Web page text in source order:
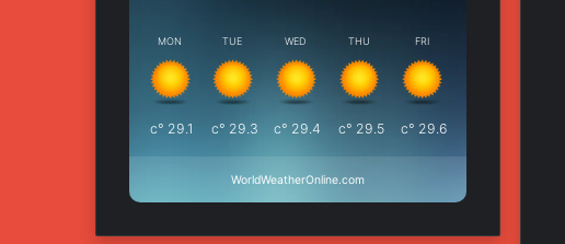
MON
29.1
°c
TUE
29.3
°c
WED
29.4
°c
THU
29.5
°c
FRI
29.6
°c
WorldWeatherOnline.com